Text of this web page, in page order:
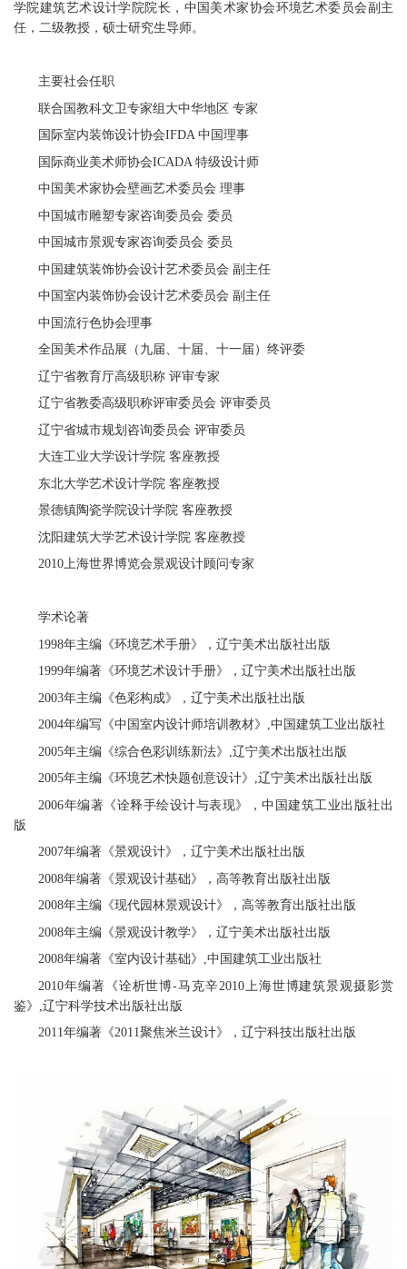
学院建筑艺术设计学院院长，中国美术家协会环境艺术委员会副主
任，二级教授，硕士研究生导师。
主要社会任职
联合国教科文卫专家组大中华地区 专家
国际室内装饰设计协会IFDA 中国理事
国际商业美术师协会ICADA 特级设计师
中国美术家协会壁画艺术委员会 理事
中国城市雕塑专家咨询委员会 委员
中国城市景观专家咨询委员会 委员
中国建筑装饰协会设计艺术委员会 副主任
中国室内装饰协会设计艺术委员会 副主任
中国流行色协会理事
全国美术作品展（九届、十届、十一届）终评委
辽宁省教育厅高级职称 评审专家
辽宁省教委高级职称评审委员会 评审委员
辽宁省城市规划咨询委员会 评审委员
大连工业大学设计学院 客座教授
东北大学艺术设计学院 客座教授
景德镇陶瓷学院设计学院 客座教授
沈阳建筑大学艺术设计学院 客座教授
2010上海世界博览会景观设计顾问专家
学术论著
1998年主编《环境艺术手册》，辽宁美术出版社出版
1999年编著《环境艺术设计手册》，辽宁美术出版社出版
2003年主编《色彩构成》，辽宁美术出版社出版
2004年编写《中国室内设计师培训教材》,中国建筑工业出版社
2005年主编《综合色彩训练新法》,辽宁美术出版社出版
2005年主编《环境艺术快题创意设计》,辽宁美术出版社出版
2006年编著《诠释手绘设计与表现》，中国建筑工业出版社出
版
2007年编著《景观设计》，辽宁美术出版社出版
2008年编著《景观设计基础》，高等教育出版社出版
2008年主编《现代园林景观设计》，高等教育出版社出版
2008年主编《景观设计教学》，辽宁美术出版社出版
2008年编著《室内设计基础》,中国建筑工业出版社
2010年编著《诠析世博-马克辛2010上海世博建筑景观摄影赏
鉴》,辽宁科学技术出版社出版
2011年编著《2011聚焦米兰设计》，辽宁科技出版社出版